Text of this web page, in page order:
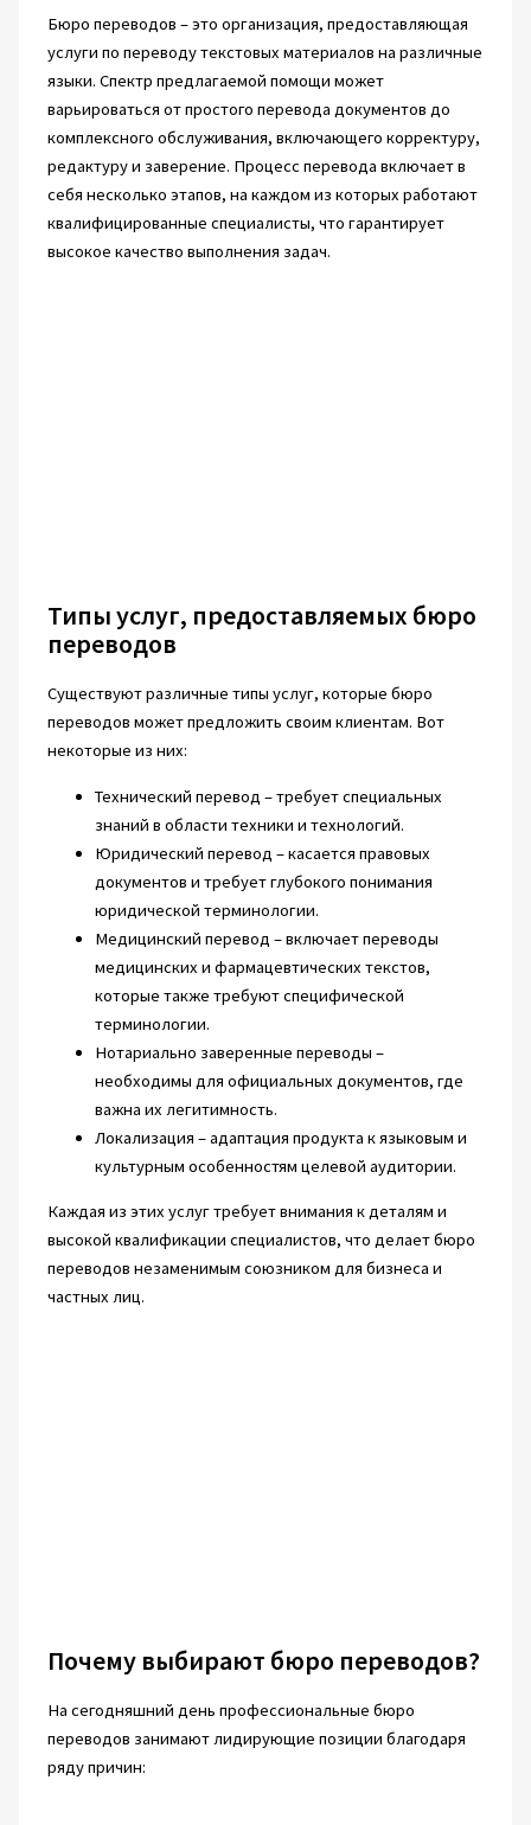
Бюро переводов – это организация, предоставляющая
услуги по переводу текстовых материалов на различные
языки. Спектр предлагаемой помощи может
варьироваться от простого перевода документов до
комплексного обслуживания, включающего корректуру,
редактуру и заверение. Процесс перевода включает в
себя несколько этапов, на каждом из которых работают
квалифицированные специалисты, что гарантирует
высокое качество выполнения задач.
Типы услуг, предоставляемых бюро
переводов
Существуют различные типы услуг, которые бюро
переводов может предложить своим клиентам. Вот
некоторые из них:
Технический перевод – требует специальных
знаний в области техники и технологий.
Юридический перевод – касается правовых
документов и требует глубокого понимания
юридической терминологии.
Медицинский перевод – включает переводы
медицинских и фармацевтических текстов,
которые также требуют специфической
терминологии.
Нотариально заверенные переводы –
необходимы для официальных документов, где
важна их легитимность.
Локализация – адаптация продукта к языковым и
культурным особенностям целевой аудитории.
Каждая из этих услуг требует внимания к деталям и
высокой квалификации специалистов, что делает бюро
переводов незаменимым союзником для бизнеса и
частных лиц.
Почему выбирают бюро переводов?
На сегодняшний день профессиональные бюро
переводов занимают лидирующие позиции благодаря
ряду причин: